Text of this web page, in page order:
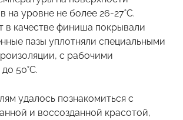
на уровне не более 26-27˚С.
в качестве финиша покрывали
пазы уплотняли специальными
с рабочими
50˚С.
удалось познакомиться с
и воссозданной красотой,